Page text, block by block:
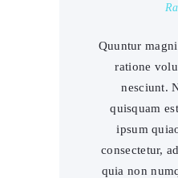
Quuntur
ratione
nesciunt.
quisquam
ipsum
consectetur,
quia non